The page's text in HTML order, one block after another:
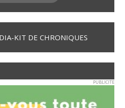
KIT DE CHRONIQUES
PUBLICITE